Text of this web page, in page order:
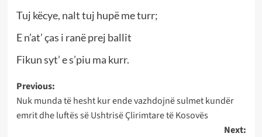
Tuj këcye, nalt tuj hupë me turr;
E n’at’ ças i ranë prej ballit
Fikun syt’ e s’piu ma kurr.
Post
navigation
Previous:
Nuk munda të hesht kur ende vazhdojnë sulmet kundër
emrit dhe luftës së Ushtrisë Çlirimtare të Kosovës
Next: